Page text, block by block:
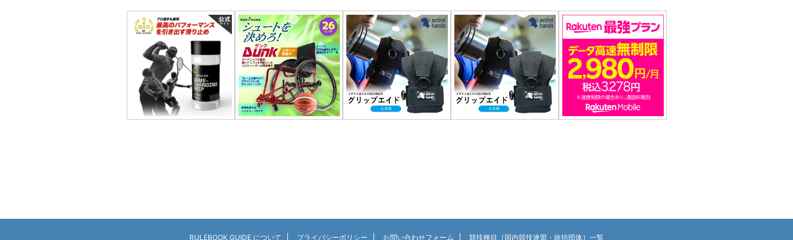
RULEBOOK GUIDE について プライバシーポリシー お問い合わせフォーム 競技種目［国内競技連盟・統括団体］一覧